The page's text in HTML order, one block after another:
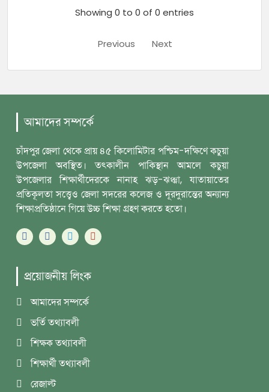
Showing 0 to 0 of 0 entries
Previous Next
আমাদের সম্পর্কে
চাঁদপুর জেলা থেকে প্রায় ৪৫ কিলোমিটার পশ্চিম-দক্ষিণে কচুয়া
উপজেলা অবস্থিত। তৎকালীন পাকিস্থান আমলে কচুয়া
উপজেলার শিক্ষার্থীদেরকে নানাহ ঝড়-ঝঞ্ঝা, যাতায়াতের
প্রতিকূলতা সত্ত্বেও জেলা সদরের কলেজ ও দূরদুরান্তের অন্যান্য
শিক্ষাপ্রতিষ্ঠানে গিয়ে উচ্চ শিক্ষা গ্রহণ করতে হতো।
প্রয়োজনীয় লিংক
আমাদের সম্পর্কে
ভর্তি তথ্যাবলী
শিক্ষক তথ্যাবলী
শিক্ষার্থী তথ্যাবলী
রেজাল্ট